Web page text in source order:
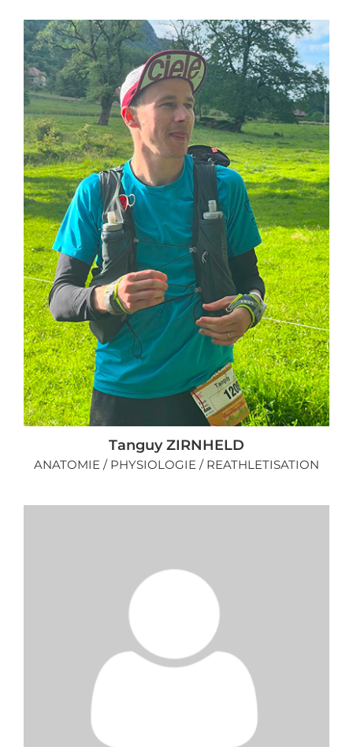
Tanguy ZIRNHELD
ANATOMIE / PHYSIOLOGIE / REATHLETISATION